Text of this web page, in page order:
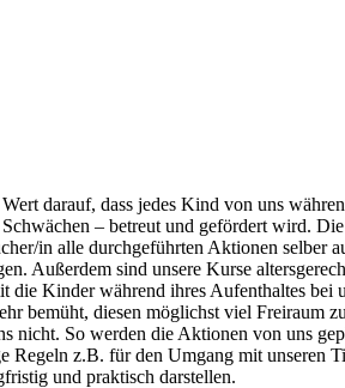
darauf, dass jedes Kind von uns
– betreut und gefördert wird. Die
in alle durchgeführten Aktionen selber
Außerdem sind unsere Kurse
die Kinder während ihres Aufenthaltes bei
bemüht, diesen möglichst viel Freiraum
nicht. So werden die Aktionen von uns
Regeln z.B. für den Umgang mit unseren
und praktisch darstellen.